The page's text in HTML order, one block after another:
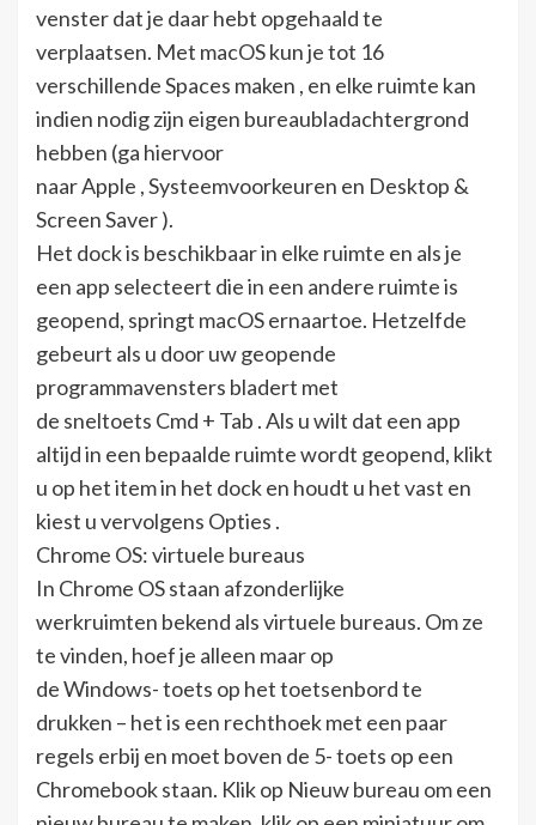
venster dat je daar hebt opgehaald te
verplaatsen. Met macOS kun je tot 16
verschillende Spaces maken , en elke ruimte kan
indien nodig zijn eigen bureaubladachtergrond
hebben (ga hiervoor
naar Apple , Systeemvoorkeuren en Desktop &
Screen Saver ).
Het dock is beschikbaar in elke ruimte en als je
een app selecteert die in een andere ruimte is
geopend, springt macOS ernaartoe. Hetzelfde
gebeurt als u door uw geopende
programmavensters bladert met
de sneltoets Cmd + Tab . Als u wilt dat een app
altijd in een bepaalde ruimte wordt geopend, klikt
u op het item in het dock en houdt u het vast en
kiest u vervolgens Opties .
Chrome OS: virtuele bureaus
In Chrome OS staan ​​afzonderlijke
werkruimten bekend als virtuele bureaus. Om ze
te vinden, hoef je alleen maar op
de Windows- toets op het toetsenbord te
drukken – het is een rechthoek met een paar
regels erbij en moet boven de 5- toets op een
Chromebook staan. Klik op Nieuw bureau om een ​​